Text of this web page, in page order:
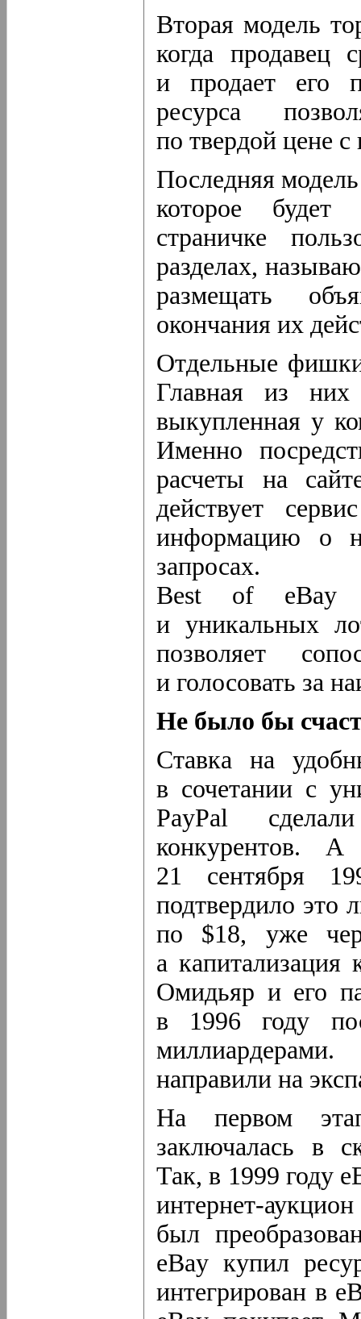
Вторая модель
когда продавец
и продает его
ресурса
по твердой цене
Последняя
которое будет
страничке
разделах,
размещать
окончания их
Отдельные
Главная из
выкупленная у
Именно
расчеты на
действует
информацию о
запросах.
Best of eBay
и уникальных
позволяет
и голосовать за
Не было бы
Ставка на
в сочетании с
PayPal
конкурентов. А
21 сентября
подтвердило это
по $18, уже
а капитализация
Омидьяр и его
в 1996 году
направили на
На первом
заключалась в
Так, в 1999 году
интернет-аукцион
был
eBay купил
интегрирован в